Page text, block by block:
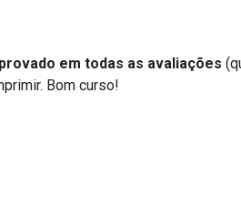
em todas as avaliações
Bom curso!